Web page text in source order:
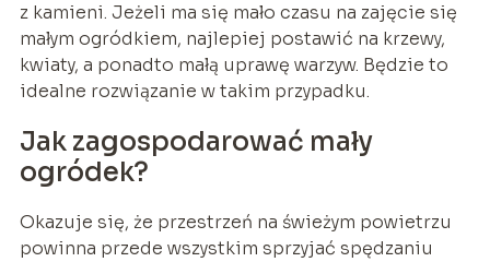
z kamieni. Jeżeli ma się mało czasu na zajęcie się
małym ogródkiem, najlepiej postawić na krzewy,
kwiaty, a ponadto małą uprawę warzyw. Będzie to
idealne rozwiązanie w takim przypadku.
Jak zagospodarować mały
ogródek?
Okazuje się, że przestrzeń na świeżym powietrzu
powinna przede wszystkim sprzyjać spędzaniu